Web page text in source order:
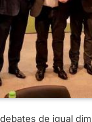
de igual